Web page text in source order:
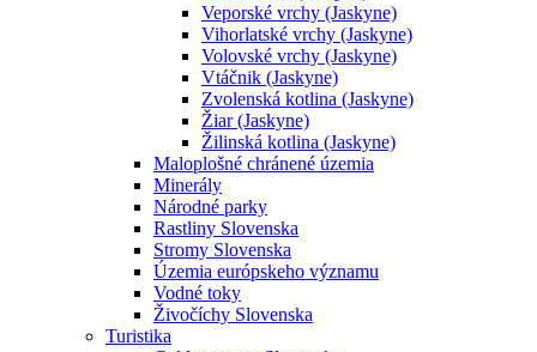
Veporské vrchy (Jaskyne)
Vihorlatské vrchy (Jaskyne)
Volovské vrchy (Jaskyne)
Vtáčnik (Jaskyne)
Zvolenská kotlina (Jaskyne)
Žiar (Jaskyne)
Žilinská kotlina (Jaskyne)
Maloplošné chránené územia
Minerály
Národné parky
Rastliny Slovenska
Stromy Slovenska
Územia európskeho významu
Vodné toky
Živočíchy Slovenska
Turistika